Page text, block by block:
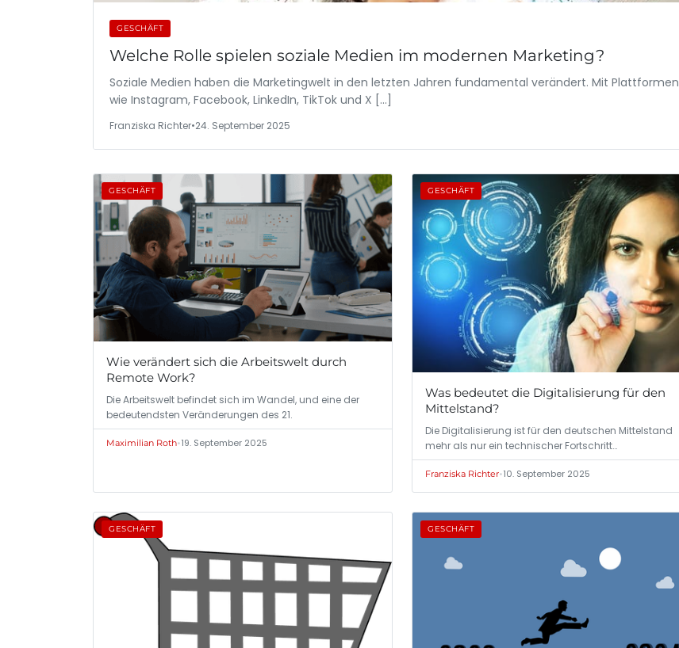
GESCHÄFT
Welche Rolle spielen soziale Medien im modernen Marketing?
Soziale Medien haben die Marketingwelt in den letzten Jahren fundamental verändert. Mit Plattformen
wie Instagram, Facebook, LinkedIn, TikTok und X […]
Franziska Richter•24. September 2025
GESCHÄFT
Wie verändert sich die Arbeitswelt durch
Remote Work?
Die Arbeitswelt befindet sich im Wandel, und eine der
bedeutendsten Veränderungen des 21.
Maximilian Roth•19. September 2025
GESCHÄFT
Was bedeutet die Digitalisierung für den
Mittelstand?
Die Digitalisierung ist für den deutschen Mittelstand
mehr als nur ein technischer Fortschritt…
Franziska Richter•10. September 2025
GESCHÄFT GESCHÄFT